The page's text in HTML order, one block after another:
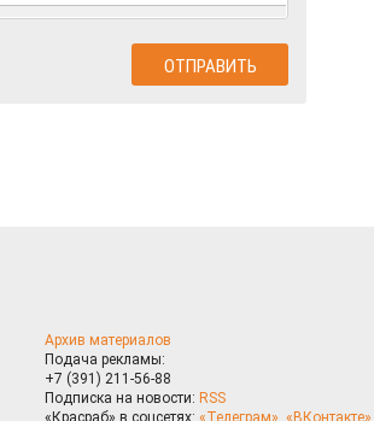
Архив материалов
Подача рекламы:
+7 (391) 211-56-88
Подписка на новости: RSS
«Красраб» в соцсетях: «Телеграм» «ВКонтакте»